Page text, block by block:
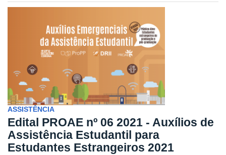
ASSISTÊNCIA
Edital PROAE nº 06 2021 - Auxílios de
Assistência Estudantil para
Estudantes Estrangeiros 2021